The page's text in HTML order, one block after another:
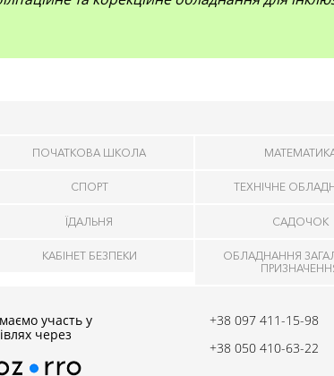
ПОЧАТКОВА ШКОЛА
СПОРТ ТЕХНІЧНЕ
ЇДАЛЬНЯ САДОЧОК
КАБІНЕТ БЕЗПЕКИ
ОБЛАДНАННЯ
участь у
через
+38 097 411-15-98
+38 050 410-63-22